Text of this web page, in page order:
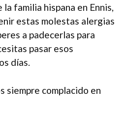
la familia hispana en Ennis,
estas molestas alergias
a padecerlas para
pasar esos
días.
siempre complacido en